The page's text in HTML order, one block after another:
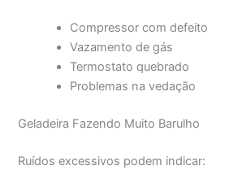
Compressor com defeito
Vazamento de gás
Termostato quebrado
Problemas na vedação
Geladeira Fazendo Muito Barulho
Ruídos excessivos podem indicar: